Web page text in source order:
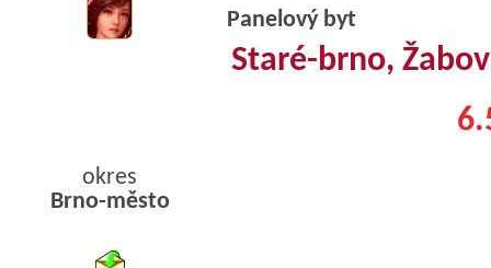
Panelový byt
Staré-brno,
okres
Brno-město